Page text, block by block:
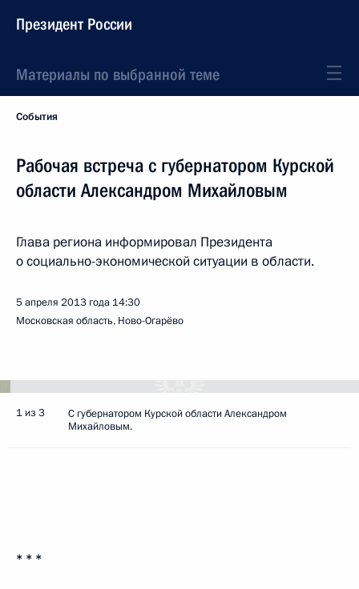
Президент России
Материалы по выбранной теме
События
Рабочая встреча с губернатором Курской
области Александром Михайловым
Глава региона информировал Президента
о социально-экономической ситуации в области.
5 апреля 2013 года 14:30
Московская область, Ново-Огарёво
1 из 3
С губернатором Курской области Александром
Михайловым.
* * *